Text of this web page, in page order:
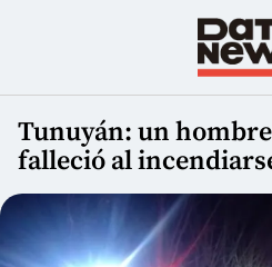
Tunuyán: un hombre
falleció al